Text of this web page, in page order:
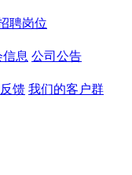
聘岗位
信息 公司公告
馈 我们的客户群